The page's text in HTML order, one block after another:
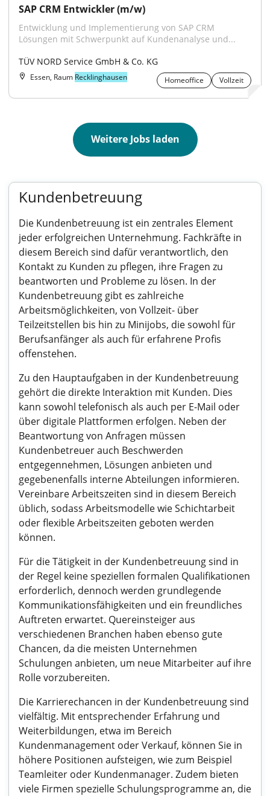
SAP CRM Entwickler (m/w)
Entwicklung und Implementierung von SAP CRM
Lösungen mit Schwerpunkt auf Kundenanalyse und...
TÜV NORD Service GmbH & Co. KG
Essen, Raum Recklinghausen Homeoffice Vollzeit
Weitere Jobs laden
Kundenbetreuung
Die Kundenbetreuung ist ein zentrales Element
jeder erfolgreichen Unternehmung. Fachkräfte in
diesem Bereich sind dafür verantwortlich, den
Kontakt zu Kunden zu pflegen, ihre Fragen zu
beantworten und Probleme zu lösen. In der
Kundenbetreuung gibt es zahlreiche
Arbeitsmöglichkeiten, von Vollzeit- über
Teilzeitstellen bis hin zu Minijobs, die sowohl für
Berufsanfänger als auch für erfahrene Profis
offenstehen.
Zu den Hauptaufgaben in der Kundenbetreuung
gehört die direkte Interaktion mit Kunden. Dies
kann sowohl telefonisch als auch per E-Mail oder
über digitale Plattformen erfolgen. Neben der
Beantwortung von Anfragen müssen
Kundenbetreuer auch Beschwerden
entgegennehmen, Lösungen anbieten und
gegebenenfalls interne Abteilungen informieren.
Vereinbare Arbeitszeiten sind in diesem Bereich
üblich, sodass Arbeitsmodelle wie Schichtarbeit
oder flexible Arbeitszeiten geboten werden
können.
Für die Tätigkeit in der Kundenbetreuung sind in
der Regel keine speziellen formalen Qualifikationen
erforderlich, dennoch werden grundlegende
Kommunikationsfähigkeiten und ein freundliches
Auftreten erwartet. Quereinsteiger aus
verschiedenen Branchen haben ebenso gute
Chancen, da die meisten Unternehmen
Schulungen anbieten, um neue Mitarbeiter auf ihre
Rolle vorzubereiten.
Die Karrierechancen in der Kundenbetreuung sind
vielfältig. Mit entsprechender Erfahrung und
Weiterbildungen, etwa im Bereich
Kundenmanagement oder Verkauf, können Sie in
höhere Positionen aufsteigen, wie zum Beispiel
Teamleiter oder Kundenmanager. Zudem bieten
viele Firmen spezielle Schulungsprogramme an, die